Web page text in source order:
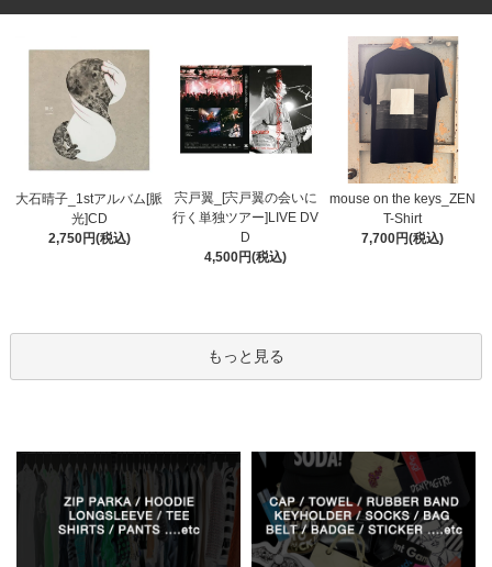
大石晴子_1stアルバム[脈
光]CD
2,750円(税込)
宍戸翼_[宍戸翼の会いに
行く単独ツアー]LIVE DV
D
4,500円(税込)
mouse on the keys_ZEN
T-Shirt
7,700円(税込)
もっと見る